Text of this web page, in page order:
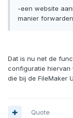
-een website
manier
Dat is nu net de
configuratie hiervan
die bij de FileMaker
Quote